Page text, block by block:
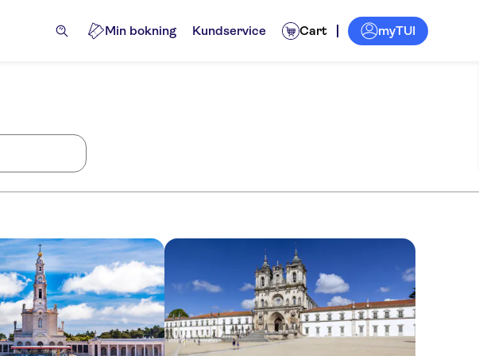
Min bokning Kundservice Cart myTUI